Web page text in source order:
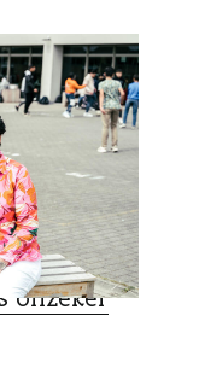
onzeker